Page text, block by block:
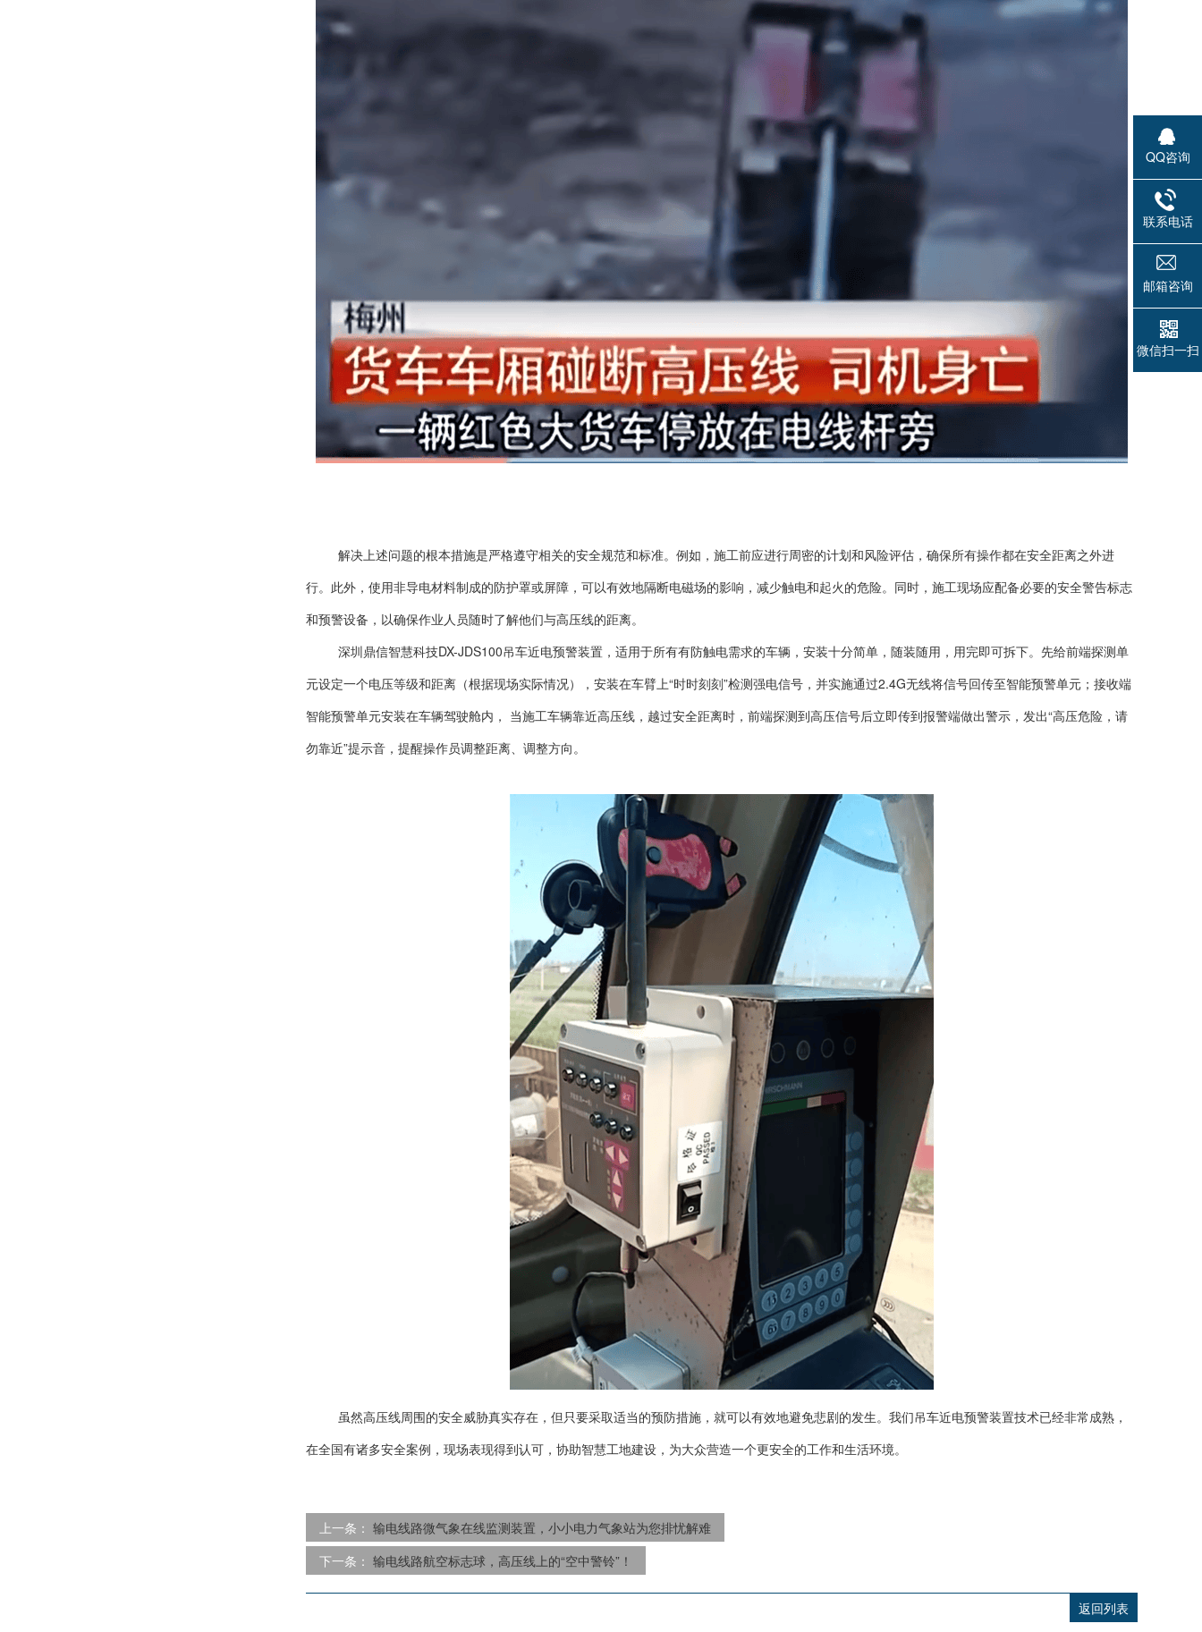
解决上述问题的根本措施是严格遵守相关的安全规范和标准。例如，施工前应进行周密的计划和风险评估，确保所有操作都在安全距离之外进
行。此外，使用非导电材料制成的防护罩或屏障，可以有效地隔断电磁场的影响，减少触电和起火的危险。同时，施工现场应配备必要的安全警告标志
和预警设备，以确保作业人员随时了解他们与高压线的距离。
深圳鼎信智慧科技DX-JDS100吊车近电预警装置，适用于所有有防触电需求的车辆，安装十分简单，随装随用，用完即可拆下。先给前端探测单
元设定一个电压等级和距离（根据现场实际情况），安装在车臂上“时时刻刻”检测强电信号，并实施通过2.4G无线将信号回传至智能预警单元；接收端
智能预警单元安装在车辆驾驶舱内， 当施工车辆靠近高压线，越过安全距离时，前端探测到高压信号后立即传到报警端做出警示，发出“高压危险，请
勿靠近”提示音，提醒操作员调整距离、调整方向。
虽然高压线周围的安全威胁真实存在，但只要采取适当的预防措施，就可以有效地避免悲剧的发生。我们吊车近电预警装置技术已经非常成熟，
在全国有诸多安全案例，现场表现得到认可，协助智慧工地建设，为大众营造一个更安全的工作和生活环境。
上一条： 输电线路微气象在线监测装置，小小电力气象站为您排忧解难
下一条： 输电线路航空标志球，高压线上的“空中警铃”！
返回列表
QQ咨询
联系电话
邮箱咨询
微信扫一扫